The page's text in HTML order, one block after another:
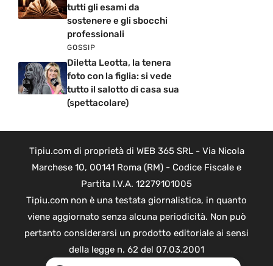
tutti gli esami da
sostenere e gli sbocchi
professionali
GOSSIP
Diletta Leotta, la tenera
foto con la figlia: si vede
tutto il salotto di casa sua
(spettacolare)
Tipiu.com di proprietà di WEB 365 SRL - Via Nicola
Marchese 10, 00141 Roma (RM) - Codice Fiscale e
Partita I.V.A. 12279101005
Tipiu.com non è una testata giornalistica, in quanto
viene aggiornato senza alcuna periodicità. Non può
pertanto considerarsi un prodotto editoriale ai sensi
della legge n. 62 del 07.03.2001